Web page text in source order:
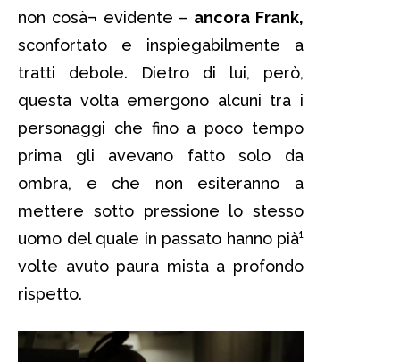
non cosà¬ evidente – ancora Frank,
sconfortato e inspiegabilmente a
tratti debole. Dietro di lui, però,
questa volta emergono alcuni tra i
personaggi che fino a poco tempo
prima gli avevano fatto solo da
ombra, e che non esiteranno a
mettere sotto pressione lo stesso
uomo del quale in passato hanno pià¹
volte avuto paura mista a profondo
rispetto.